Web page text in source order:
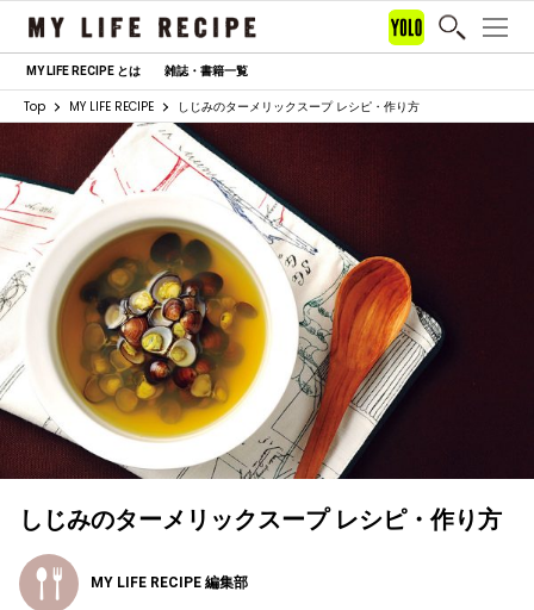
MY LIFE RECIPE とは 雑誌・書籍一覧
Top MY LIFE RECIPE しじみのターメリックスープ レシピ・作り方
しじみのターメリックスープ レシピ・作り方
MY LIFE RECIPE 編集部